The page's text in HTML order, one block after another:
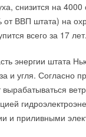
снизится на
ВВП штата) на
всего за 17 лет.
энергии штата
и угля. Согласно
вырабатываться
и приливными